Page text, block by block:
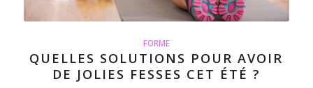
FORME
QUELLES SOLUTIONS POUR AVOIR
DE JOLIES FESSES CET ÉTÉ ?